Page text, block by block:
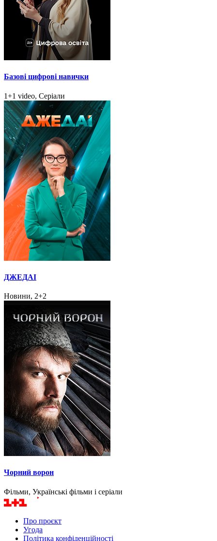
Базові цифрові навички
1+1 video, Серіали
ДЖЕДАІ
Новини, 2+2
Чорний ворон
Фільми, Українські фільми і серіали
Про проєкт
Угода
Політика конфіденційності